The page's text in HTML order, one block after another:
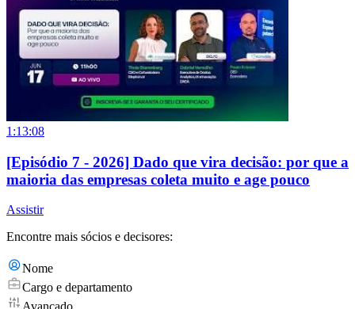
1:13:08
[Episódio 7 - 2026] Dado que vira decisão: por que a
maioria das empresas coleta muito e age pouco
Assistir
Encontre mais sócios e decisores:
Nome
Cargo e departamento